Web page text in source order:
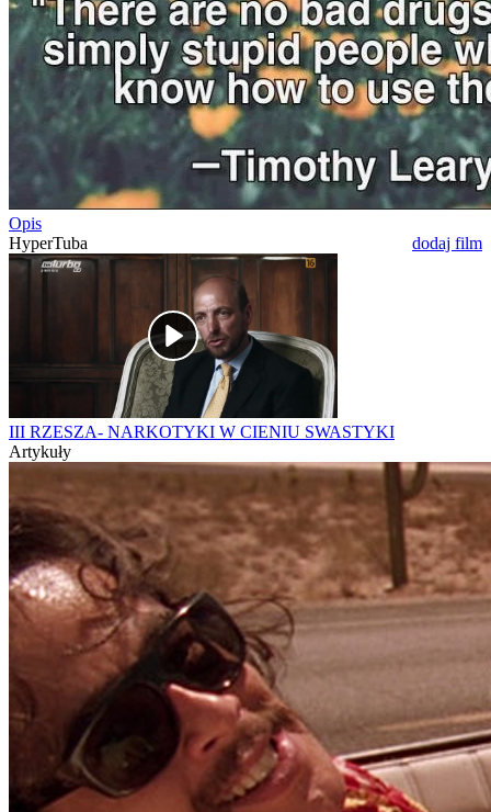
Opis
HyperTuba
dodaj film
III RZESZA- NARKOTYKI W CIENIU SWASTYKI
Artykuły